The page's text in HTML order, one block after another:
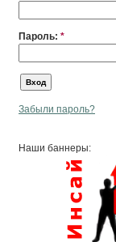
Пароль: *
Забыли пароль?
Наши баннеры: